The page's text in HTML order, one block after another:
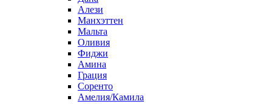
Алези
Манхэттен
Мальта
Оливия
Фиджи
Амина
Грация
Соренто
Амелия/Камила